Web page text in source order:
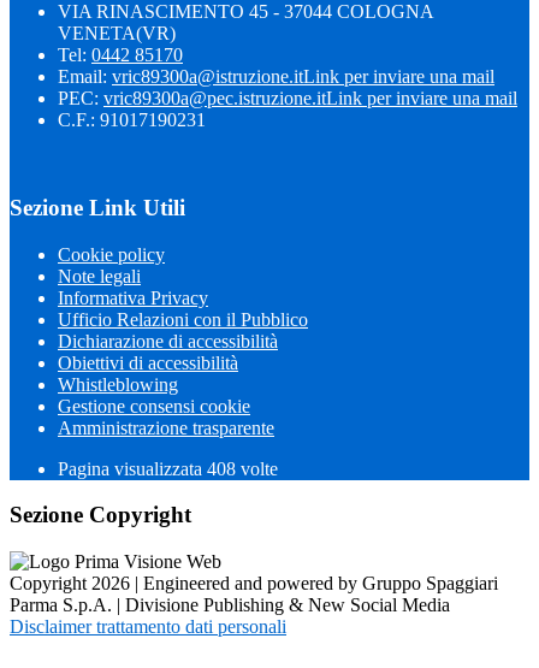
VIA RINASCIMENTO 45 - 37044 COLOGNA
VENETA(VR)
Tel: 0442 85170
Email: vric89300a@istruzione.itLink per inviare una mail
PEC: vric89300a@pec.istruzione.itLink per inviare una mail
C.F.: 91017190231
Sezione Link Utili
Cookie policy
Note legali
Informativa Privacy
Ufficio Relazioni con il Pubblico
Dichiarazione di accessibilità
Obiettivi di accessibilità
Whistleblowing
Gestione consensi cookie
Amministrazione trasparente
Pagina visualizzata 408 volte
Sezione Copyright
Copyright 2026 | Engineered and powered by Gruppo Spaggiari
Parma S.p.A. | Divisione Publishing & New Social Media
Disclaimer trattamento dati personali